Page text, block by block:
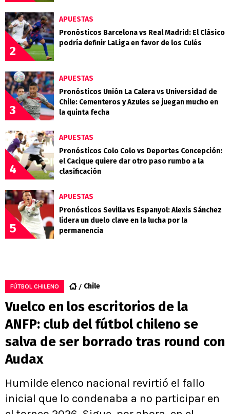
2
APUESTAS
Pronósticos Barcelona vs Real Madrid: El Clásico
podría definir LaLiga en favor de los Culés
3
APUESTAS
Pronósticos Unión La Calera vs Universidad de
Chile: Cementeros y Azules se juegan mucho en
la quinta fecha
4
APUESTAS
Pronósticos Colo Colo vs Deportes Concepción:
el Cacique quiere dar otro paso rumbo a la
clasificación
5
APUESTAS
Pronósticos Sevilla vs Espanyol: Alexis Sánchez
lidera un duelo clave en la lucha por la
permanencia
FÚTBOL CHILENO Chile
Vuelco en los escritorios de la
ANFP: club del fútbol chileno se
salva de ser borrado tras round con
Audax
Humilde elenco nacional revirtió el fallo
inicial que lo condenaba a no participar en